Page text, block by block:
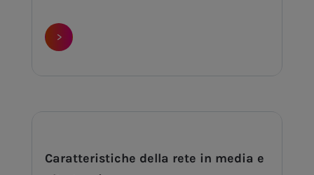
>
Caratteristiche della rete in media e